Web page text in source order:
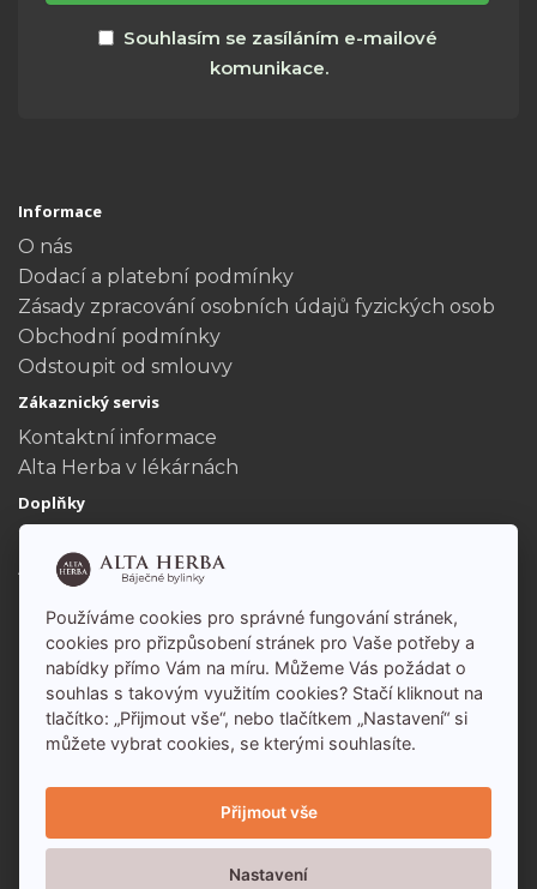
Souhlasím se zasíláním e-mailové
komunikace.
Informace
O nás
Dodací a platební podmínky
Zásady zpracování osobních údajů fyzických osob
Obchodní podmínky
Odstoupit od smlouvy
Zákaznický servis
Kontaktní informace
Alta Herba v lékárnách
Doplňky
Dárkové poukazy
Akční nabídka
Můj účet
Historie objednávek
Alta Herba - báječné bylinky s.r.o. 2026 - Všechna
Používáme cookies pro správné fungování stránek,
cookies pro přizpůsobení stránek pro Vaše potřeby a
nabídky přímo Vám na míru. Můžeme Vás požádat o
souhlas s takovým využitím cookies? Stačí kliknout na
tlačítko: „Přijmout vše“, nebo tlačítkem „Nastavení“ si
můžete vybrat cookies, se kterými souhlasíte.
Přijmout vše
Nastavení